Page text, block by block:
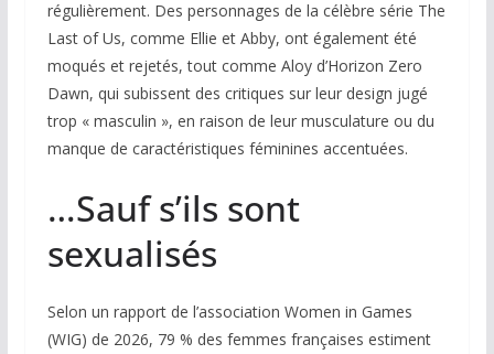
régulièrement. Des personnages de la célèbre série The
Last of Us, comme Ellie et Abby, ont également été
moqués et rejetés, tout comme Aloy d’Horizon Zero
Dawn, qui subissent des critiques sur leur design jugé
trop « masculin », en raison de leur musculature ou du
manque de caractéristiques féminines accentuées.
…Sauf s’ils sont
sexualisés
Selon un rapport de l’association Women in Games
(WIG) de 2026, 79 % des femmes françaises estiment